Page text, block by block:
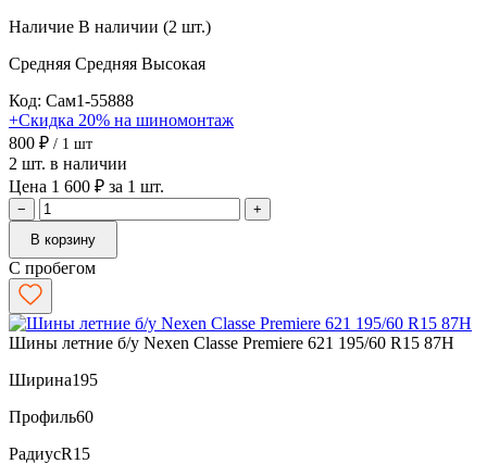
Наличие В наличии (2 шт.)
Средняя Средняя Высокая
Код: Сам1-55888
+Скидка 20% на шиномонтаж
800 ₽ / 1 шт
2 шт. в наличии
Цена 1 600 ₽ за 1 шт.
−
+
В корзину
С пробегом
Шины летние б/у Nexen Classe Premiere 621 195/60 R15 87H
Ширина195
Профиль60
РадиусR15